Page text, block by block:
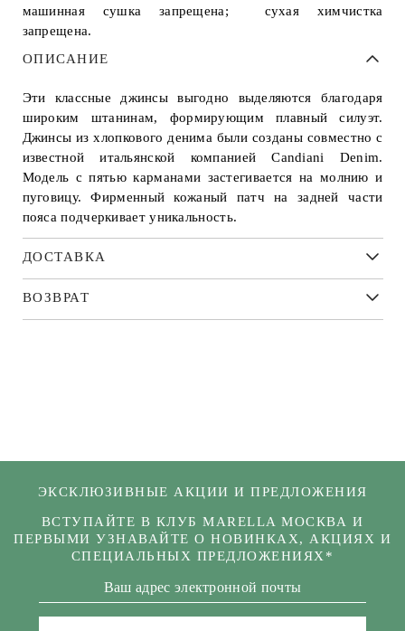
машинная сушка запрещена; сухая химчистка
запрещена.
ОПИСАНИЕ
Эти классные джинсы выгодно выделяются благодаря
широким штанинам, формирующим плавный силуэт.
Джинсы из хлопкового денима были созданы совместно с
известной итальянской компанией Candiani Denim.
Модель с пятью карманами застегивается на молнию и
пуговицу. Фирменный кожаный патч на задней части
пояса подчеркивает уникальность.
ДОСТАВКА
ВОЗВРАТ
ЭКСКЛЮЗИВНЫЕ АКЦИИ И ПРЕДЛОЖЕНИЯ
ВСТУПАЙТЕ В КЛУБ MARELLA МОСКВА И
ПЕРВЫМИ УЗНАВАЙТЕ О НОВИНКАХ, АКЦИЯХ И
СПЕЦИАЛЬНЫХ ПРЕДЛОЖЕНИЯХ*